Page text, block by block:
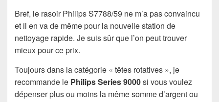
Bref, le rasoir Philips S7788/59 ne m’a pas convaincu
et il en va de même pour la nouvelle station de
nettoyage rapide. Je suis sûr que l’on peut trouver
mieux pour ce prix.
Toujours dans la catégorie « têtes rotatives », je
recommande le Philips Series 9000si vous voulez
dépenser plus ou moins la même somme d’argent ou